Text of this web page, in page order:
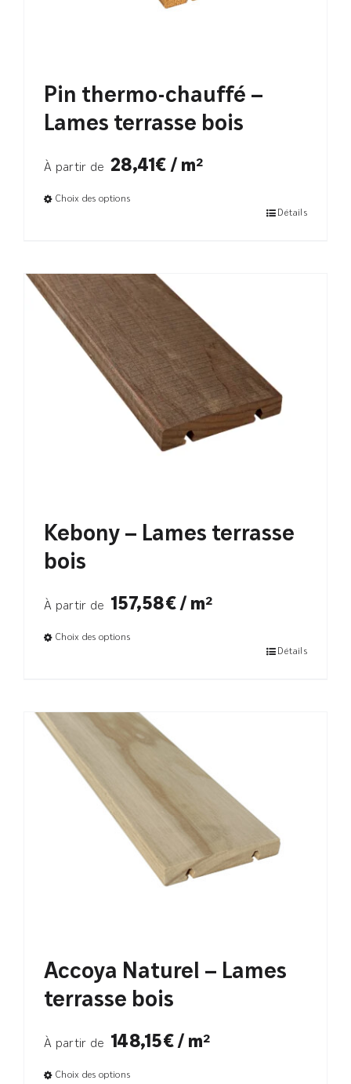
Pin thermo-chauffé –
Lames terrasse bois
À partir de 28,41€ / m²
Choix des options
Détails
Kebony – Lames terrasse
bois
À partir de 157,58€ / m²
Choix des options
Détails
Accoya Naturel – Lames
terrasse bois
À partir de 148,15€ / m²
Choix des options